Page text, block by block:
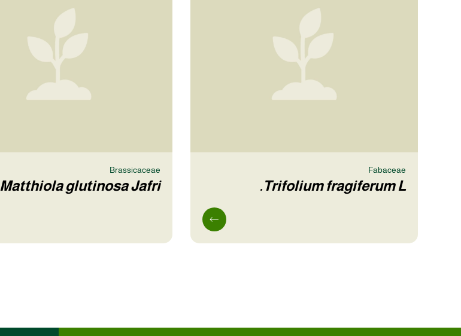
Fabaceae
Trifolium fragiferum L.
Brassicaceae
Matthiola glutinosa Jafri